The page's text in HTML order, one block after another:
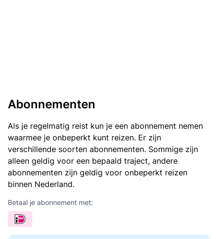
Abonnementen
Als je regelmatig reist kun je een abonnement nemen
waarmee je onbeperkt kunt reizen. Er zijn
verschillende soorten abonnementen. Sommige zijn
alleen geldig voor een bepaald traject, andere
abonnementen zijn geldig voor onbeperkt reizen
binnen Nederland.
Betaal je abonnement met: